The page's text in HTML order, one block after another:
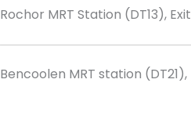
Rochor MRT Station (DT13),
Bencoolen MRT station